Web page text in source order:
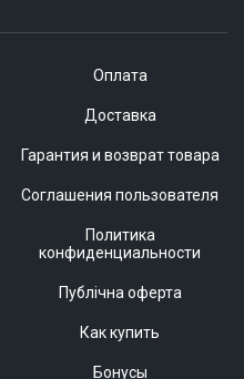
Оплата
Доставка
Гарантия и возврат товара
Соглашения пользователя
Политика
конфиденциальности
Публічна оферта
Как купить
Бонусы